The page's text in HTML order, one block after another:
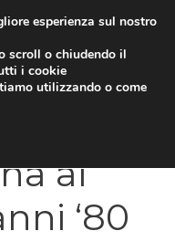
ai
‘80
esperienza sul nostro
scroll o chiudendo il
i cookie
utilizzando o come